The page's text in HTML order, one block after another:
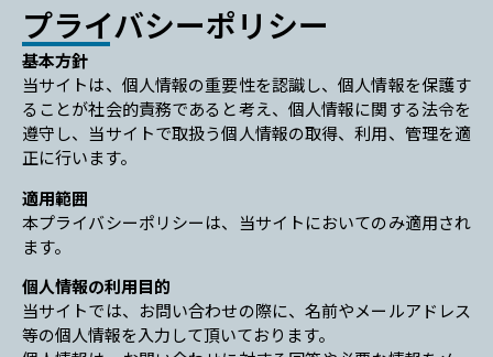
プライバシーポリシー
基本方針
当サイトは、個人情報の重要性を認識し、個人情報を保護す
ることが社会的責務であると考え、個人情報に関する法令を
遵守し、当サイトで取扱う個人情報の取得、利用、管理を適
正に行います。
適用範囲
本プライバシーポリシーは、当サイトにおいてのみ適用され
ます。
個人情報の利用目的
当サイトでは、お問い合わせの際に、名前やメールアドレス
等の個人情報を入力して頂いております。